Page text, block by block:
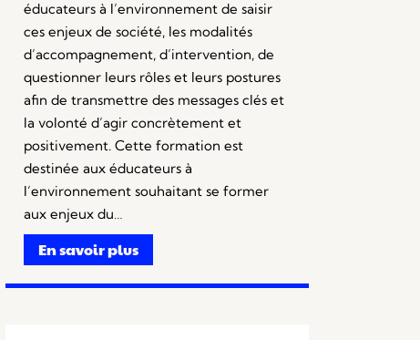
éducateurs à l’environnement de saisir
ces enjeux de société, les modalités
d’accompagnement, d’intervention, de
questionner leurs rôles et leurs postures
afin de transmettre des messages clés et
la volonté d’agir concrètement et
positivement. Cette formation est
destinée aux éducateurs à
l’environnement souhaitant se former
aux enjeux du…
En savoir plus